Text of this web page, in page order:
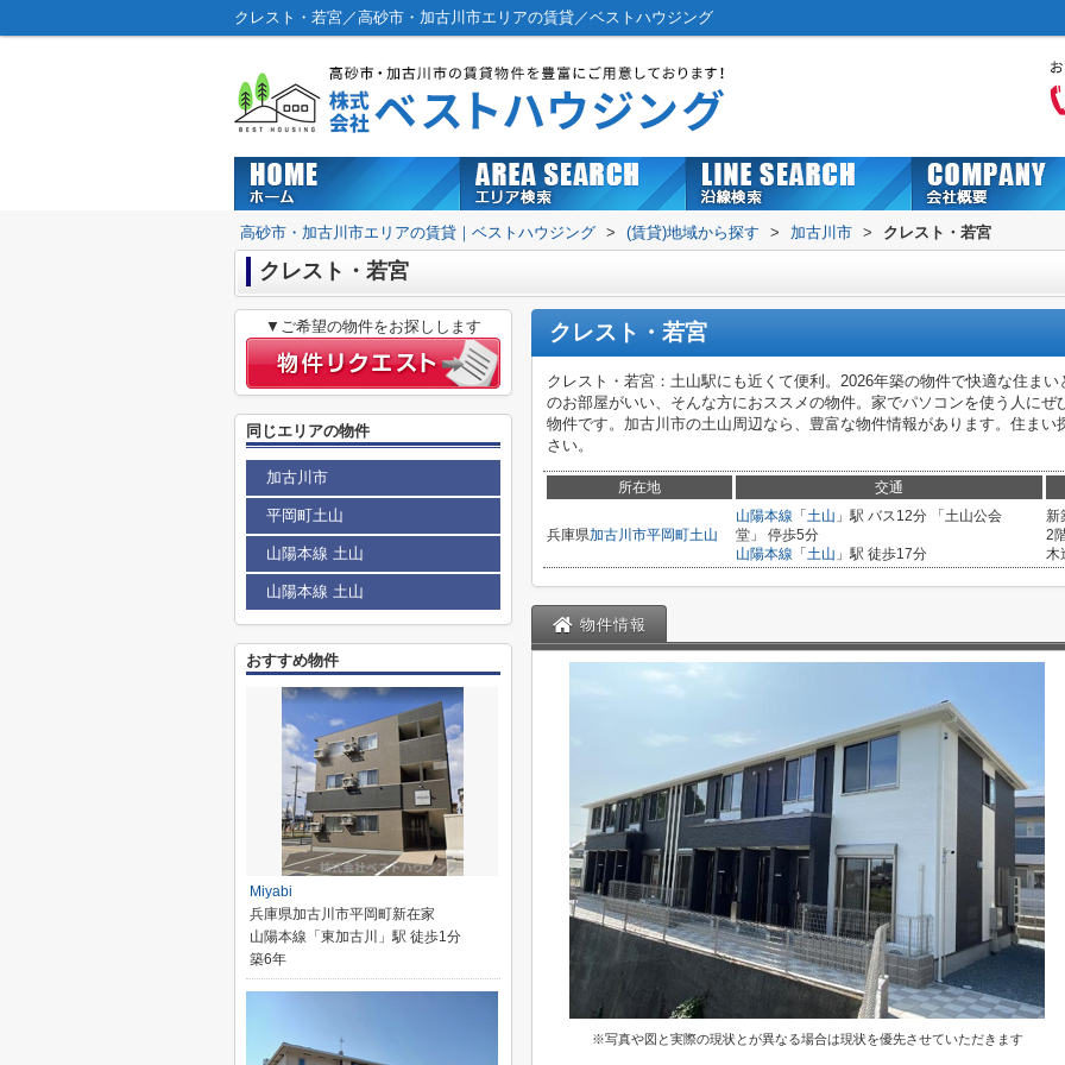
クレスト・若宮／高砂市・加古川市エリアの賃貸／ベストハウジング
高砂市・加古川市エリアの賃貸｜ベストハウジング > (賃貸)地域から探す > 加古川市 > クレスト・若宮
クレスト・若宮
クレスト・若宮
クレスト・若宮：土山駅にも近くて便利。2026年築の物件で快適な住ま
のお部屋がいい、そんな方におススメの物件。家でパソコンを使う人に
物件です。加古川市の土山周辺なら、豊富な物件情報があります。住まい
さい。
所在地 交通
兵庫県加古川市平岡町土山
山陽本線 「 土山 」駅 バス12分 「土山公会
堂」 停歩5分
山陽本線 「 土山 」駅 徒歩17分
新
2
木
物件情報
※写真や図と実際の現状とが異なる場合は現状を優先させていただきます
▼ご希望の物件をお探しします
同じエリアの物件
加古川市
平岡町土山
山陽本線 土山
山陽本線 土山
おすすめ物件
Miyabi
兵庫県加古川市平岡町新在家
山陽本線「東加古川」駅 徒歩1分
築6年